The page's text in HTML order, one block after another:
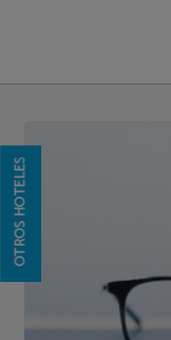
OTROS HOTELES